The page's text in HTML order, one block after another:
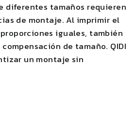
diferentes tamaños requieren
de montaje. Al imprimir el
iguales, también
de tamaño. QIDI
un montaje sin